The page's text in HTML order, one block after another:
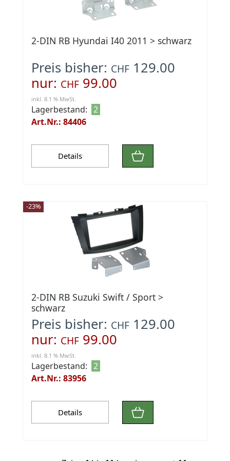
2-DIN RB Hyundai I40 2011 > schwarz
Preis bisher: CHF 129.00
nur: CHF 99.00
inkl. 8.1 % MwSt.
Lagerbestand: 2
Art.Nr.: 84406
Details
-23%
2-DIN RB Suzuki Swift / Sport >
schwarz
Preis bisher: CHF 129.00
nur: CHF 99.00
inkl. 8.1 % MwSt.
Lagerbestand: 2
Art.Nr.: 83956
Details